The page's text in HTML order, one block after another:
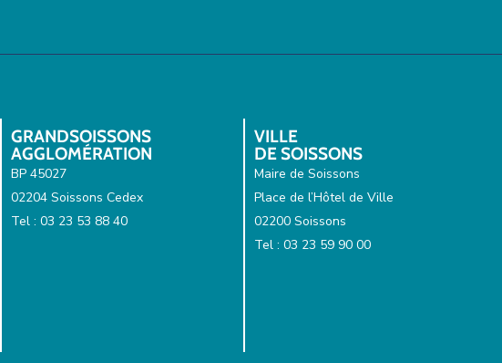
GRANDSOISSONS
AGGLOMÉRATION
BP 45027
02204 Soissons Cedex
Tel : 03 23 53 88 40
VILLE
DE SOISSONS
Maire de Soissons
Place de l’Hôtel de Ville
02200 Soissons
Tel : 03 23 59 90 00